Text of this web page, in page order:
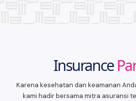
Insurance
Karena kesehatan dan keamanan
kami hadir bersama mitra asuransi